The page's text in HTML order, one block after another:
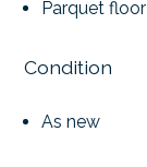
Parquet floor
Condition
As new